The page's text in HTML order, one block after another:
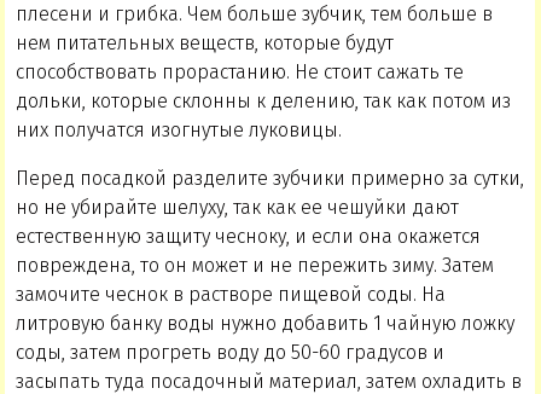
плесени и грибка. Чем больше зубчик, тем больше в
нем питательных веществ, которые будут
способствовать прорастанию. Не стоит сажать те
дольки, которые склонны к делению, так как потом из
них получатся изогнутые луковицы.
Перед посадкой разделите зубчики примерно за сутки,
но не убирайте шелуху, так как ее чешуйки дают
естественную защиту чесноку, и если она окажется
повреждена, то он может и не пережить зиму. Затем
замочите чеснок в растворе пищевой соды. На
литровую банку воды нужно добавить 1 чайную ложку
соды, затем прогреть воду до 50-60 градусов и
засыпать туда посадочный материал, затем охладить в